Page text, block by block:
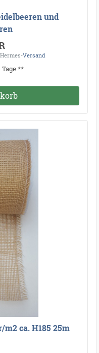
und
Versand
**
ca. H185 25m